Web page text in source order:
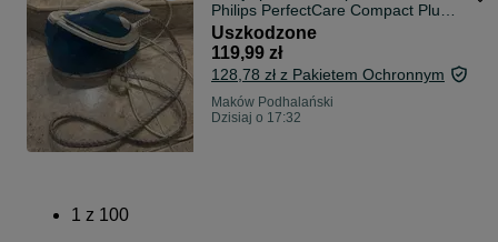
Philips PerfectCare Compact Plus
(Model: GC7920/20)
Uszkodzone
119,99 zł
128,78 zł z Pakietem Ochronnym
Maków Podhalański
Dzisiaj o 17:32
1 z 100